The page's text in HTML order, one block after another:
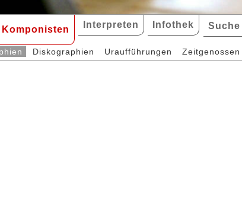
Komponisten Interpreten Infothek Suche
Diskographien Uraufführungen Zeitgenossen